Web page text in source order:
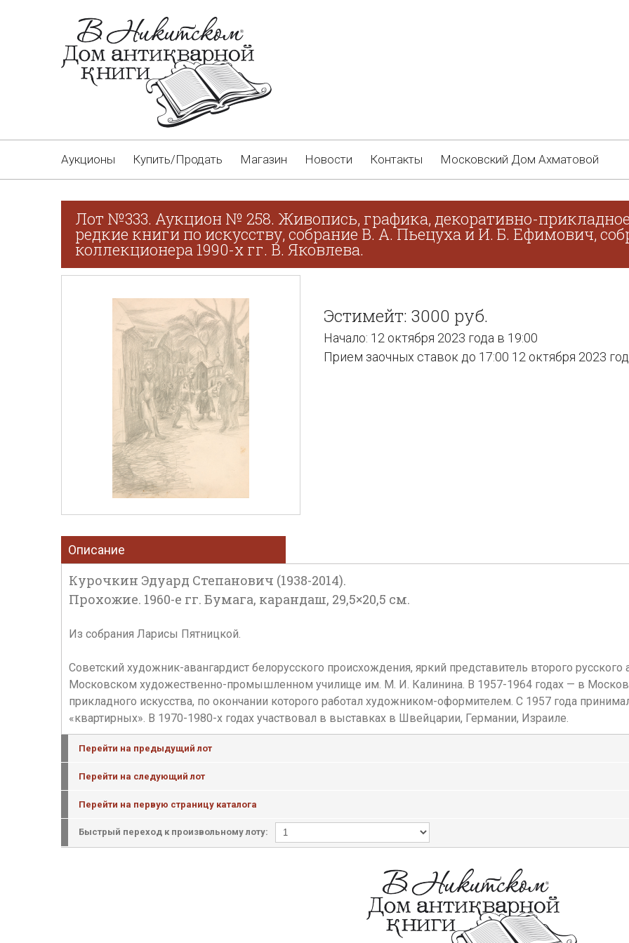
Аукционы Купить/Продать Магазин Новости Контакты Московский Дом Ахматовой
Лот №333. Аукцион № 258. Живопись, графика, декоративно-
редкие книги по искусству, собрание В. А. Пьецуха и И. Б. Ефимович,
коллекционера 1990-х гг. В. Яковлева.
Эстимейт: 3000 руб.
Начало: 12 октября 2023 года в 19:00
Прием заочных ставок до 17:00 12 октября 2023
Описание
Курочкин Эдуард Степанович (1938-2014).
Прохожие. 1960-е гг. Бумага, карандаш, 29,5×20,5 см.
Из собрания Ларисы Пятницкой.
Cоветский художник-авангардист белорусского происхождения, яркий представитель второго русского
Московском художественно-промышленном училище им. М. И. Калинина. В 1957-1964 годах — в
прикладного искусства, по окончании которого работал художником-оформителем. С 1957 года
«квартирных». В 1970-1980-х годах участвовал в выставках в Швейцарии, Германии, Израиле.
Перейти на предыдущий лот
Перейти на следующий лот
Перейти на первую страницу каталога
Быстрый переход к произвольному лоту: